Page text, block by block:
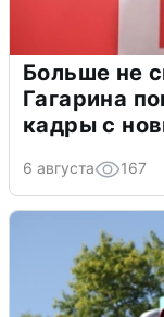
Больше не
Гагарина
кадры с
6 августа 167